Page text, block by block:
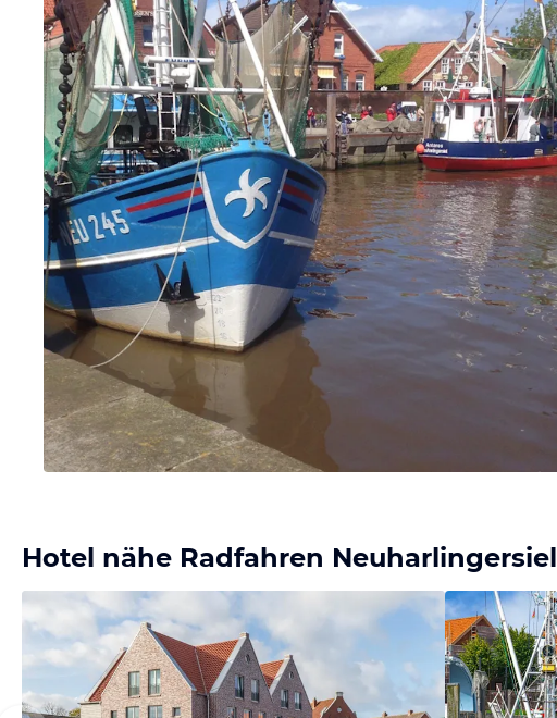
Hotel nähe Radfahren Neuharlingersiel